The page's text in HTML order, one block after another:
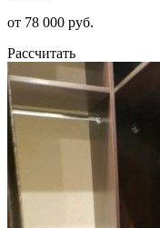
от 78 000 руб.
Рассчитать